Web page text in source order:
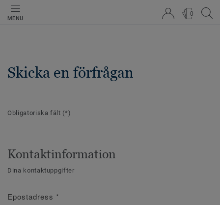
MENU
0
Skicka en förfrågan
Obligatoriska fält (*)
Kontaktinformation
Dina kontaktuppgifter
Epostadress *